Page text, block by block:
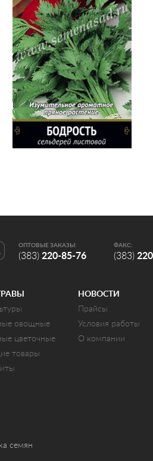
ОПТОВЫЕ ЗАКАЗЫ:
(383) 220-85-76
ФАКС:
(383)
овощные
цветочные
товары
НОВОСТИ
Прайсы
Условия работы
О компании
семян